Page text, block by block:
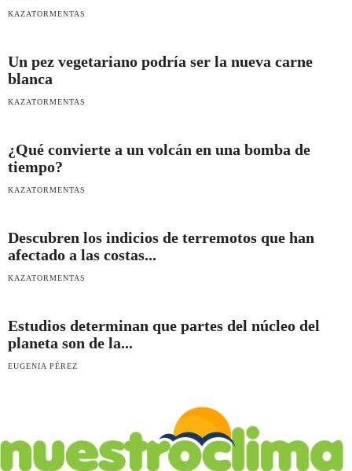
KAZATORMENTAS
Un pez vegetariano podría ser la nueva carne
blanca
KAZATORMENTAS
¿Qué convierte a un volcán en una bomba de
tiempo?
KAZATORMENTAS
Descubren los indicios de terremotos que han
afectado a las costas...
KAZATORMENTAS
Estudios determinan que partes del núcleo del
planeta son de la...
EUGENIA PÉREZ